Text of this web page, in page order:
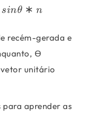
sinθ ∗ n
recém-gerada e
Ɵ
unitário
para aprender as